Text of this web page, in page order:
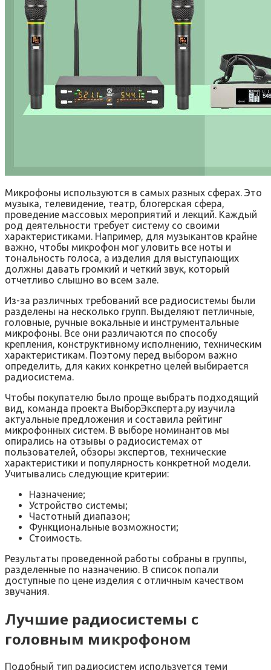
Микрофоны используются в самых разных сферах. Это
музыка, телевидение, театр, блогерская сфера,
проведение массовых мероприятий и лекций. Каждый
род деятельности требует систему со своими
характеристиками. Например, для музыкантов крайне
важно, чтобы микрофон мог уловить все ноты и
тональность голоса, а изделия для выступающих
должны давать громкий и четкий звук, который
отчетливо слышно во всем зале.
Из-за различных требований все радиосистемы были
разделены на несколько групп. Выделяют петличные,
головные, ручные вокальные и инструментальные
микрофоны. Все они различаются по способу
крепления, конструктивному исполнению, техническим
характеристикам. Поэтому перед выбором важно
определить, для каких конкретно целей выбирается
радиосистема.
Чтобы покупателю было проще выбрать подходящий
вид, команда проекта ВыборЭксперта.ру изучила
актуальные предложения и составила рейтинг
микрофонных систем. В выборе номинантов мы
опирались на отзывы о радиосистемах от
пользователей, обзоры экспертов, технические
характеристики и популярность конкретной модели.
Учитывались следующие критерии:
Назначение;
Устройство системы;
Частотный диапазон;
Функциональные возможности;
Стоимость.
Результаты проведенной работы собраны в группы,
разделенные по назначению. В список попали
доступные по цене изделия с отличным качеством
звучания.
Лучшие радиосистемы с
головным микрофоном
Подобный тип радиосистем используется теми